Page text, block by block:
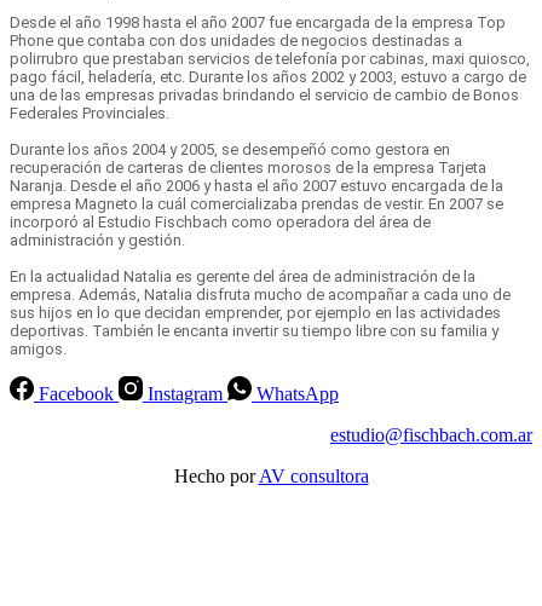
Desde el año 1998 hasta el año 2007 fue encargada de la empresa Top
Phone que contaba con dos unidades de negocios destinadas a
polirrubro que prestaban servicios de telefonía por cabinas, maxi quiosco,
pago fácil, heladería, etc. Durante los años 2002 y 2003, estuvo a cargo de
una de las empresas privadas brindando el servicio de cambio de Bonos
Federales Provinciales.
Durante los años 2004 y 2005, se desempeñó como gestora en
recuperación de carteras de clientes morosos de la empresa Tarjeta
Naranja. Desde el año 2006 y hasta el año 2007 estuvo encargada de la
empresa Magneto la cuál comercializaba prendas de vestir. En 2007 se
incorporó al Estudio Fischbach como operadora del área de
administración y gestión.
En la actualidad Natalia es gerente del área de administración de la
empresa. Además, Natalia disfruta mucho de acompañar a cada uno de
sus hijos en lo que decidan emprender, por ejemplo en las actividades
deportivas. También le encanta invertir su tiempo libre con su familia y
amigos.
Facebook Instagram
WhatsApp
estudio@fischbach.com.ar
Hecho porAV consultora